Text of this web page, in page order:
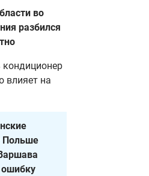
во
разбился
влияет на
Польше
ошибку